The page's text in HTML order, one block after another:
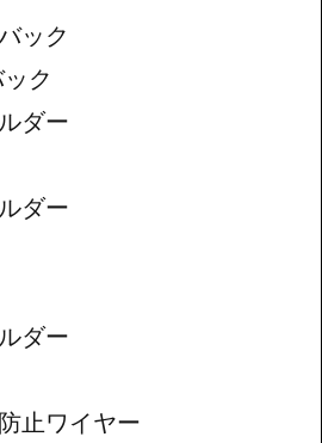
ック
ク
ダー
ダー
ダー
止ワイヤー